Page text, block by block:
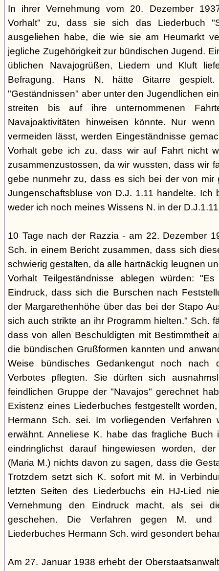
In ihrer Vernehmung vom 20. Dezember
Vorhalt" zu, dass sie sich das Liederbuch
ausgeliehen habe, die wie sie am Heumarkt
jegliche Zugehörigkeit zur bündischen Jugend.
üblichen Navajogrüßen, Liedern und Kluft
Befragung. Hans N. hätte Gitarre
"Geständnissen" aber unter den Jugendlichen
streiten bis auf ihre unternommenen
Navajoaktivitäten hinweisen könnte. Nur
vermeiden lässt, werden Eingeständnisse
Vorhalt gebe ich zu, dass wir auf Fahrt nicht
zusammenzustossen, da wir wussten, dass wir
gebe nunmehr zu, dass es sich bei der von mir
Jungenschaftsbluse von D.J. 1.11 handelte. Ich
weder ich noch meines Wissens N. in der
10 Tage nach der Razzia - am 22. Dezember
Sch. in einem Bericht zusammen, dass sich
schwierig gestalten, da alle hartnäckig leugnen
Vorhalt Teilgeständnisse ablegen würden:
Eindruck, dass sich die Burschen nach
der Margarethenhöhe über das bei der Stapo
sich auch strikte an ihr Programm hielten." Sch.
dass von allen Beschuldigten mit Bestimmtheit
die bündischen Grußformen kannten und
Weise bündisches Gedankengut noch nach
Verbotes pflegten. Sie dürften sich
feindlichen Gruppe der "Navajos" gerechnet
Existenz eines Liederbuches festgestellt
Hermann Sch. sei. Im vorliegenden Verfahren
erwähnt. Anneliese K. habe das fragliche Buch
eindringlichst darauf hingewiesen worden,
(Maria M.) nichts davon zu sagen, dass die
Trotzdem setzt sich K. sofort mit M. in
letzten Seiten des Liederbuchs ein HJ-Lied
Vernehmung den Eindruck macht, als sei
geschehen. Die Verfahren gegen M. und
Liederbuches Hermann Sch. wird gesondert
Am 27. Januar 1938 erhebt der